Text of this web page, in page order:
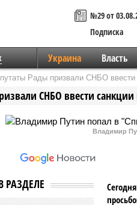
№29 от
Подписка
Украина Власть
Рады призвали СНБО ввести
СНБО ввести санкции
Владимир
РАЗДЕЛЕ